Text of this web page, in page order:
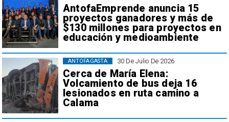
AntofaEmprende anuncia 15
proyectos ganadores y más de
$130 millones para proyectos en
educación y medioambiente
30 De Julio De 2026
Cerca de María Elena:
Volcamiento de bus deja 16
lesionados en ruta camino a
Calama
ANTOFAGASTA